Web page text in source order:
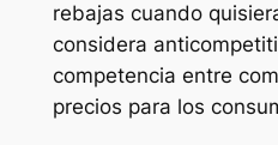
rebajas cuando
considera
competencia entre
precios para los